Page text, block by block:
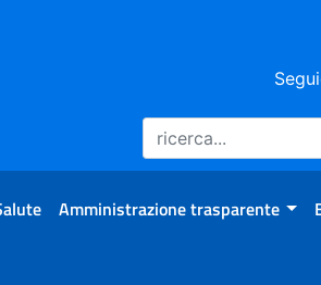
Amministrazione trasparente